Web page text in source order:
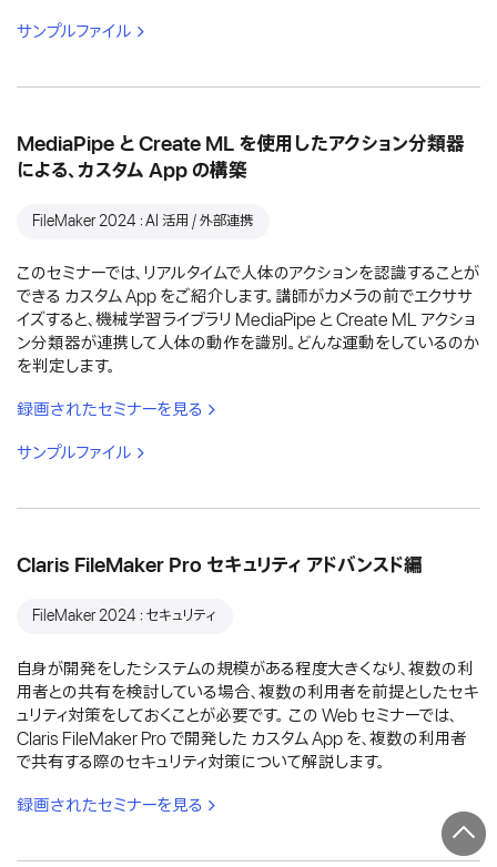
サンプルファイル
MediaPipe と Create ML を使用したアクション分類器
による、カスタム App の構築
FileMaker 2024：AI 活用 / 外部連携
このセミナーでは、リアルタイムで人体のアクションを認識することが
できる カスタム App をご紹介します。講師がカメラの前でエクササ
イズすると、機械学習ライブラリ MediaPipe と Create ML アクショ
ン分類器が連携して人体の動作を識別。どんな運動をしているのか
を判定します。
録画されたセミナーを見る
サンプルファイル
Claris FileMaker Pro セキュリティ アドバンスド編
FileMaker 2024：セキュリティ
自身が開発をしたシステムの規模がある程度大きくなり、複数の利
用者との共有を検討している場合、複数の利用者を前提としたセキ
ュリティ対策をしておくことが必要です。 この Web セミナーでは、
Claris FileMaker Pro で開発した カスタム App を、複数の利用者
で共有する際のセキュリティ対策について解説します。
録画されたセミナーを見る